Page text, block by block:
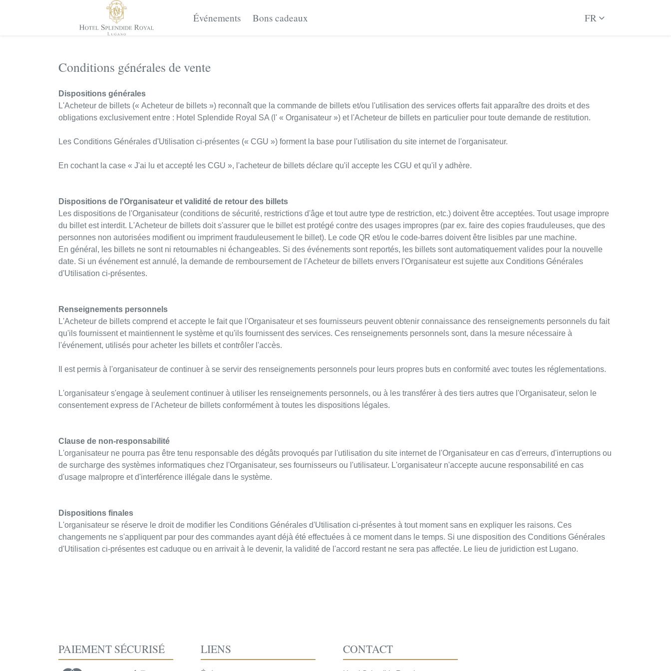
Événements Bons cadeaux FR
Conditions générales de vente
Dispositions générales
L'Acheteur de billets (« Acheteur de billets ») reconnaît que la commande de billets et/ou l'utilisation des services offerts fait apparaître des droits et des
obligations exclusivement entre : Hotel Splendide Royal SA (l' « Organisateur ») et l'Acheteur de billets en particulier pour toute demande de restitution.
Les Conditions Générales d'Utilisation ci-présentes (« CGU ») forment la base pour l'utilisation du site internet de l'organisateur.
En cochant la case « J'ai lu et accepté les CGU », l'acheteur de billets déclare qu'il accepte les CGU et qu'il y adhère.
Dispositions de l'Organisateur et validité de retour des billets
Les dispositions de l'Organisateur (conditions de sécurité, restrictions d'âge et tout autre type de restriction, etc.) doivent être acceptées. Tout usage impropre
du billet est interdit. L'Acheteur de billets doit s'assurer que le billet est protégé contre des usages impropres (par ex. faire des copies frauduleuses, que des
personnes non autorisées modifient ou impriment frauduleusement le billet). Le code QR et/ou le code-barres doivent être lisibles par une machine.
En général, les billets ne sont ni retournables ni échangeables. Si des événements sont reportés, les billets sont automatiquement valides pour la nouvelle
date. Si un événement est annulé, la demande de remboursement de l'Acheteur de billets envers l'Organisateur est sujette aux Conditions Générales
d'Utilisation ci-présentes.
Renseignements personnels
L'Acheteur de billets comprend et accepte le fait que l'Organisateur et ses fournisseurs peuvent obtenir connaissance des renseignements personnels du fait
qu'ils fournissent et maintiennent le système et qu'ils fournissent des services. Ces renseignements personnels sont, dans la mesure nécessaire à
l'événement, utilisés pour acheter les billets et contrôler l'accès.
Il est permis à l'organisateur de continuer à se servir des renseignements personnels pour leurs propres buts en conformité avec toutes les réglementations.
L'organisateur s'engage à seulement continuer à utiliser les renseignements personnels, ou à les transférer à des tiers autres que l'Organisateur, selon le
consentement express de l'Acheteur de billets conformément à toutes les dispositions légales.
Clause de non-responsabilité
L'organisateur ne pourra pas être tenu responsable des dégâts provoqués par l'utilisation du site internet de l'Organisateur en cas d'erreurs, d'interruptions ou
de surcharge des systèmes informatiques chez l'Organisateur, ses fournisseurs ou l'utilisateur. L'organisateur n'accepte aucune responsabilité en cas
d'usage malpropre et d'interférence illégale dans le système.
Dispositions finales
L'organisateur se réserve le droit de modifier les Conditions Générales d'Utilisation ci-présentes à tout moment sans en expliquer les raisons. Ces
changements ne s'appliquent par pour des commandes ayant déjà été effectuées à ce moment dans le temps. Si une disposition des Conditions Générales
d'Utilisation ci-présentes est caduque ou en arrivait à le devenir, la validité de l'accord restant ne sera pas affectée. Le lieu de juridiction est Lugano.
PAIEMENT SÉCURISÉ LIENS CONTACT